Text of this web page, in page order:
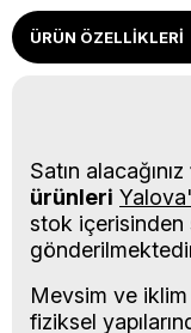
ÜRÜN ÖZELLIKLERI
Satın alacağınız
ürünleri
stok içerisinden
Mevsim ve iklim
fiziksel